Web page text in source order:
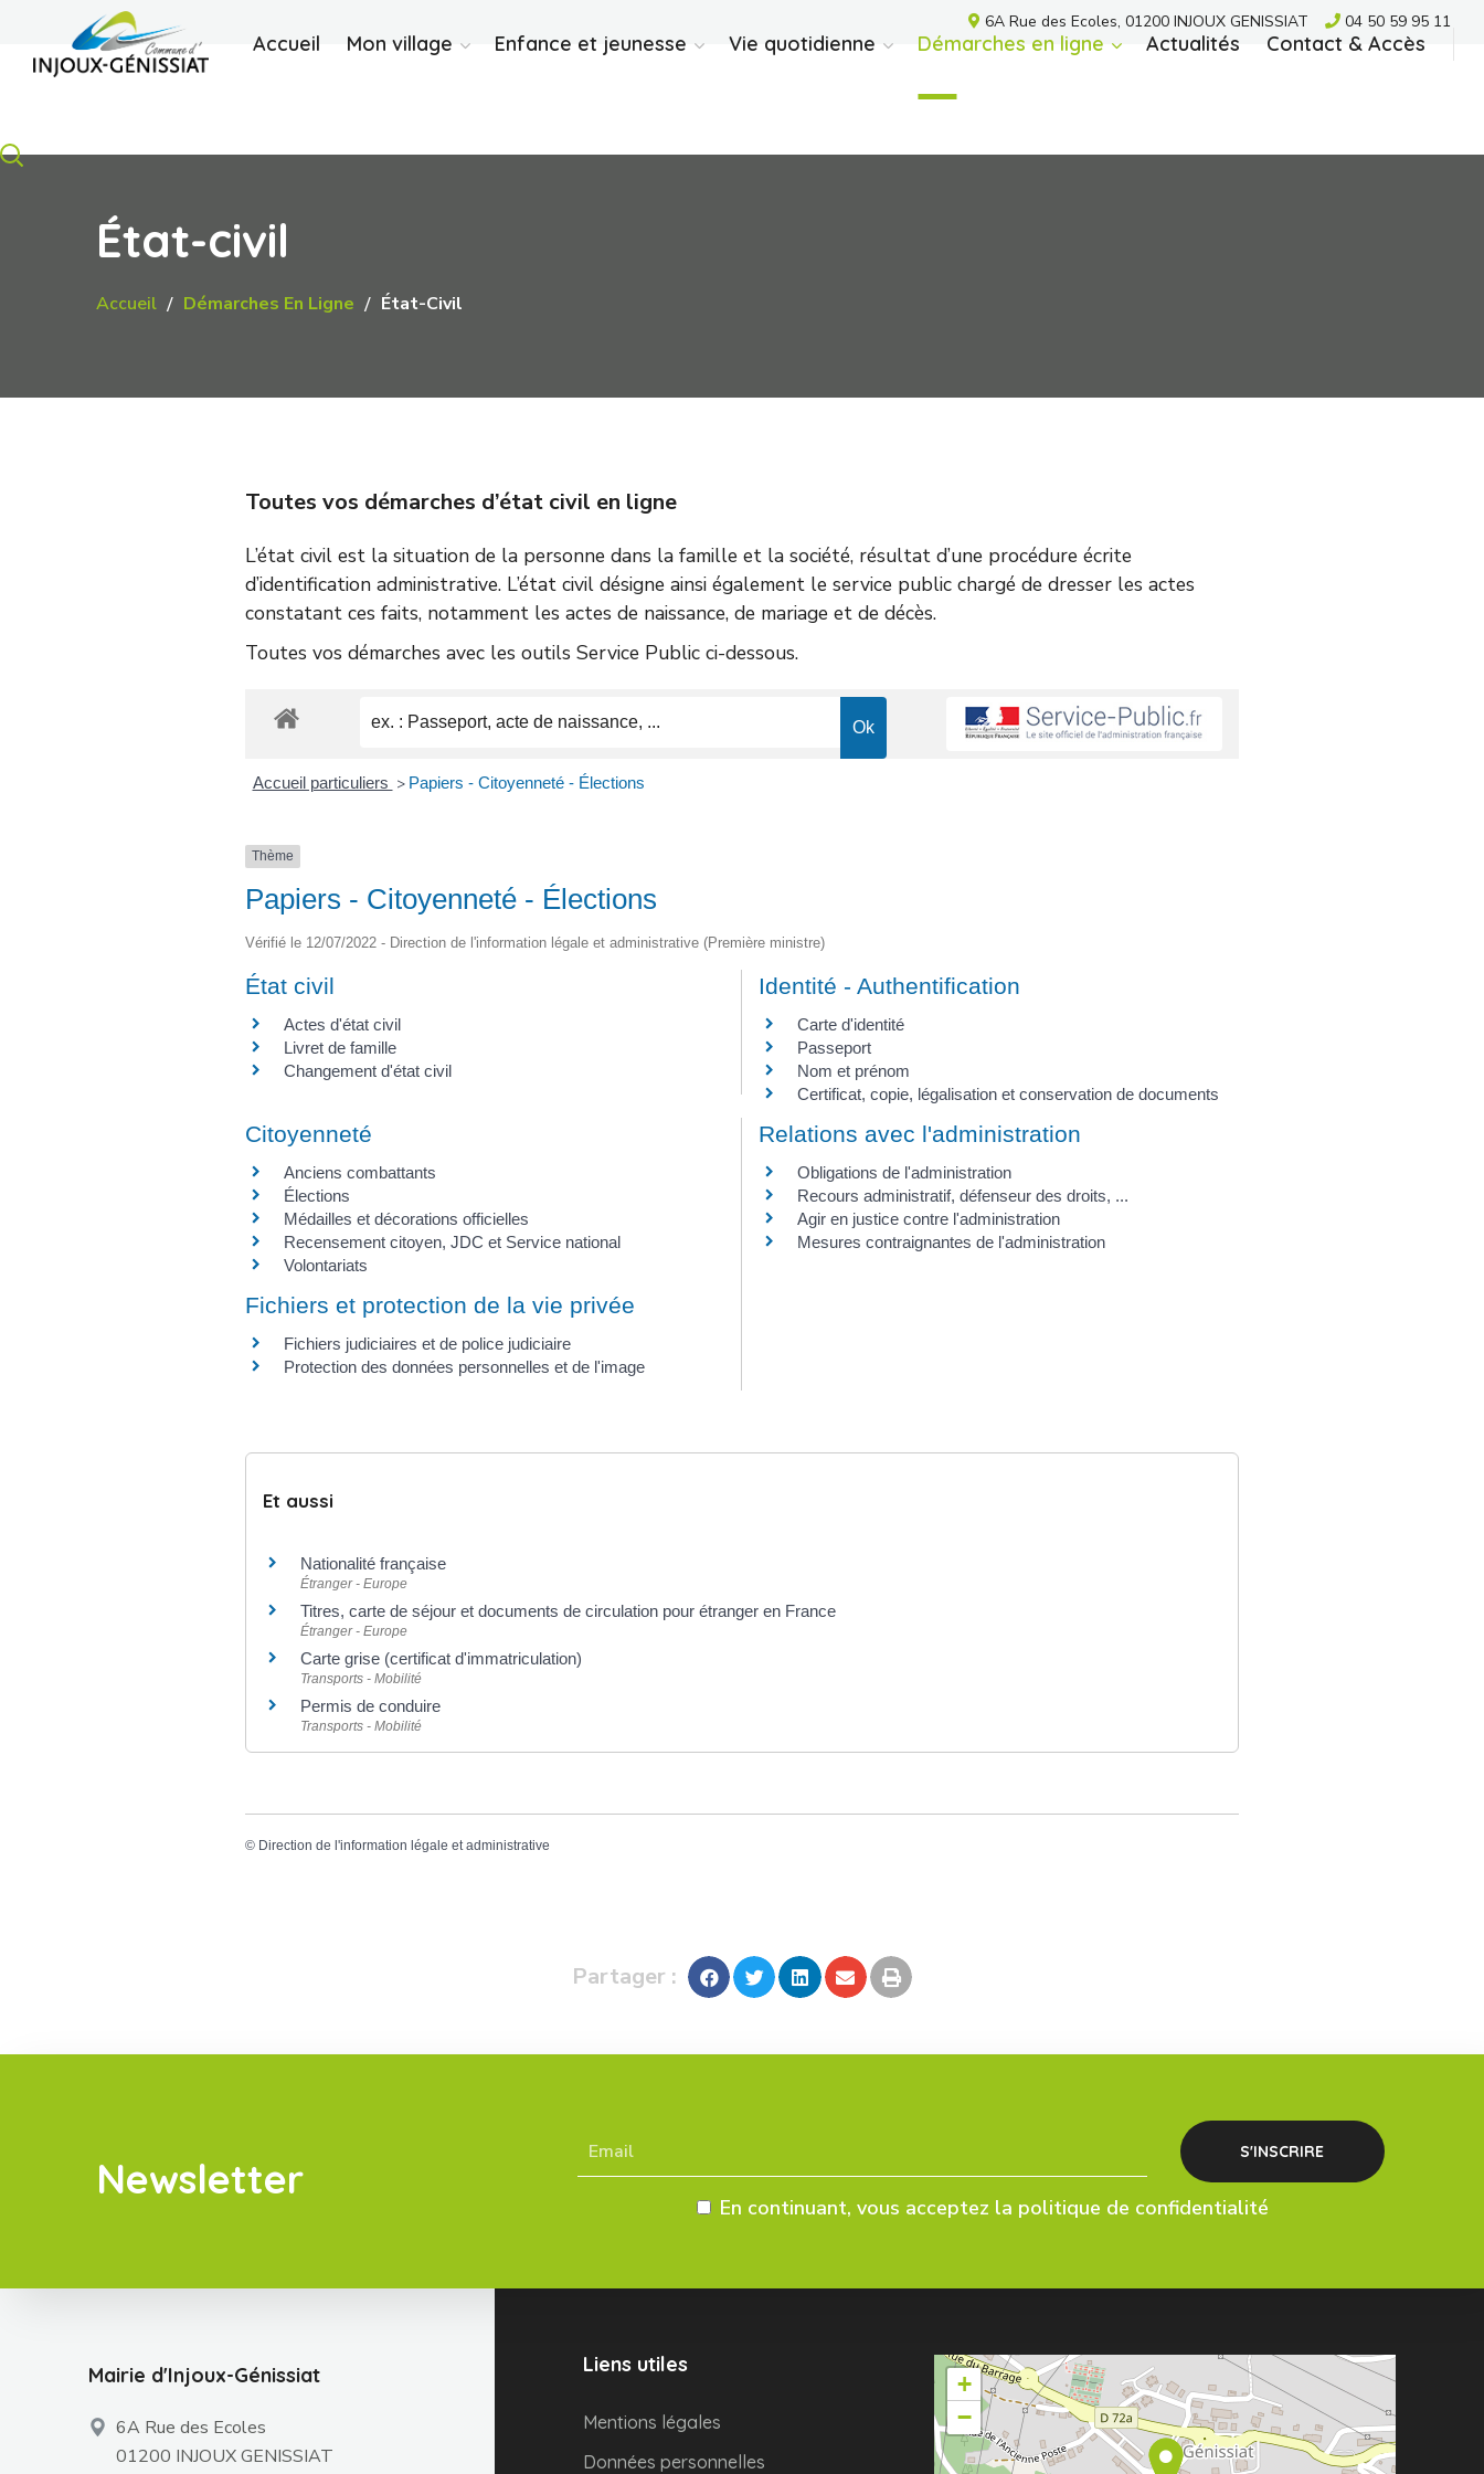
6A Rue des Ecoles, 01200 INJOUX GENISSIAT 04 50 59 95 11
Accueil Mon village Enfance et jeunesse Vie quotidienne Démarches en ligne Actualités Contact & Accès
État-civil
Accueil Démarches En Ligne État-Civil
Toutes vos démarches d’état civil en ligne
L’état civil est la situation de la personne dans la famille et la société, résultat d’une procédure écrite
d’identification administrative. L’état civil désigne ainsi également le service public chargé de dresser les actes
constatant ces faits, notamment les actes de naissance, de mariage et de décès.
Toutes vos démarches avec les outils Service Public ci-dessous.
Accueil particuliers > Papiers - Citoyenneté - Élections
Thème
Papiers - Citoyenneté - Élections
Vérifié le 12/07/2022 - Direction de l'information légale et administrative (Première ministre)
État civil
Actes d'état civil
Livret de famille
Changement d'état civil
Identité - Authentification
Carte d'identité
Passeport
Nom et prénom
Certificat, copie, légalisation et conservation de documents
Citoyenneté
Anciens combattants
Élections
Médailles et décorations officielles
Recensement citoyen, JDC et Service national
Volontariats
Relations avec l'administration
Obligations de l'administration
Recours administratif, défenseur des droits, ...
Agir en justice contre l'administration
Mesures contraignantes de l'administration
Fichiers et protection de la vie privée
Fichiers judiciaires et de police judiciaire
Protection des données personnelles et de l'image
Et aussi
Nationalité française
Étranger - Europe
Titres, carte de séjour et documents de circulation pour étranger en France
Étranger - Europe
Carte grise (certificat d'immatriculation)
Transports - Mobilité
Permis de conduire
Transports - Mobilité
© Direction de l'information légale et administrative
Partager :
Newsletter
En continuant, vous acceptez la politique de confidentialité
Mairie d'Injoux-Génissiat
6A Rue des Ecoles
01200 INJOUX GENISSIAT
Liens utiles
Mentions légales
Données personnelles
+
−